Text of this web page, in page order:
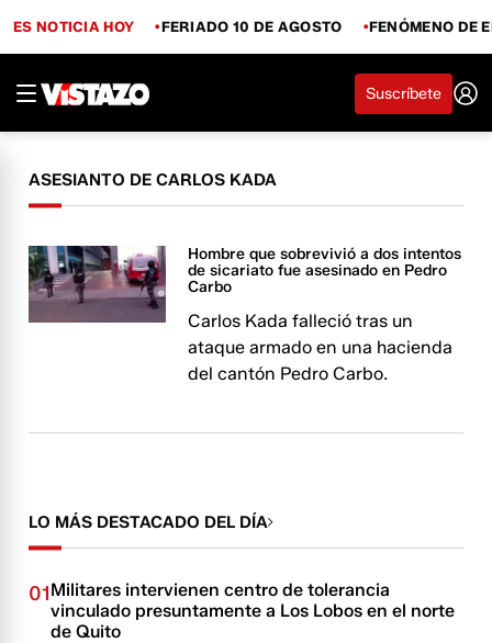
ES NOTICIA HOY FERIADO 10 DE AGOSTO FENÓMENO DE
Suscríbete
ASESIANTO DE CARLOS KADA
Hombre que sobrevivió a dos intentos
de sicariato fue asesinado en Pedro
Carbo
Carlos Kada falleció tras un
ataque armado en una hacienda
del cantón Pedro Carbo.
LO MÁS DESTACADO DEL DÍA
01Militares intervienen centro de tolerancia
vinculado presuntamente a Los Lobos en el norte
de Quito